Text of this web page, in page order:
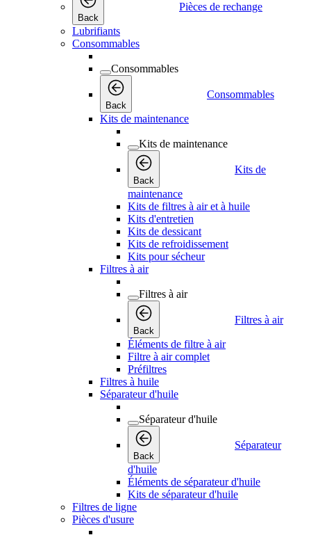
Back
Pièces de rechange
Lubrifiants
Consommables
Consommables
Back
Consommables
Kits de maintenance
Kits de maintenance
Back
Kits de
maintenance
Kits de filtres à air et à huile
Kits d'entretien
Kits de dessicant
Kits de refroidissement
Kits pour sécheur
Filtres à air
Filtres à air
Back
Filtres à air
Éléments de filtre à air
Filtre à air complet
Préfiltres
Filtres à huile
Séparateur d'huile
Séparateur d'huile
Back
Séparateur
d'huile
Éléments de séparateur d'huile
Kits de séparateur d'huile
Filtres de ligne
Pièces d'usure